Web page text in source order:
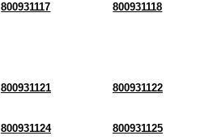
800931117 800931118
800931121 800931122
800931124 800931125